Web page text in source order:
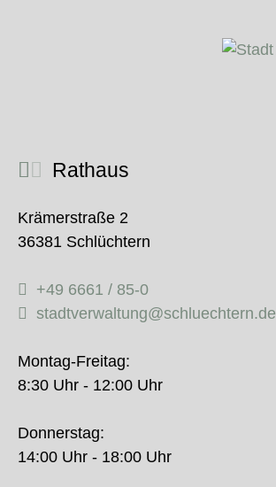
Rathaus
Krämerstraße 2
36381 Schlüchtern
+49 6661 / 85-0
stadtverwaltung@schluechtern.de
Montag-Freitag:
8:30 Uhr - 12:00 Uhr
Donnerstag:
14:00 Uhr - 18:00 Uhr